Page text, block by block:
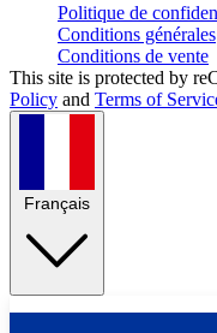
Politique de
Conditions générales
Conditions de vente
This site is protected by
Policy and Terms of
Français